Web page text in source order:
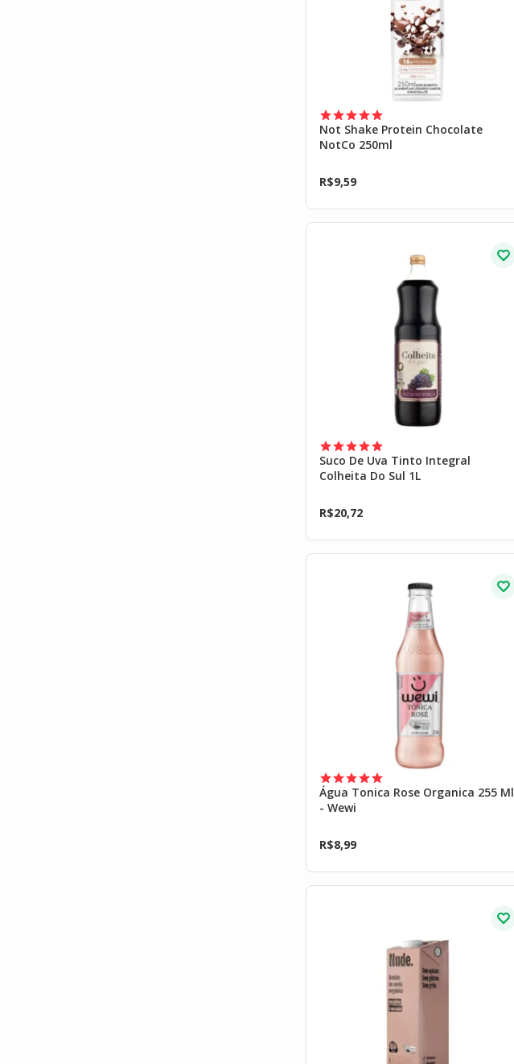
Not Shake Protein Chocolate
NotCo 250ml
R$9,59
Suco De Uva Tinto Integral
Colheita Do Sul 1L
R$20,72
Água Tonica Rose Organica 255 Ml
- Wewi
R$8,99